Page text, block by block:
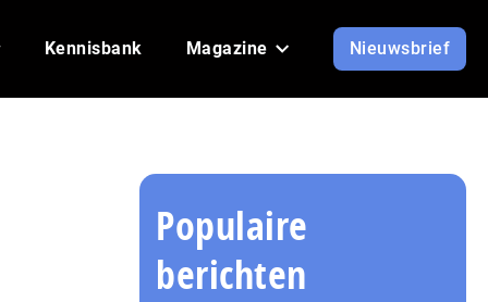
Kennisbank Magazine Nieuwsbrief
Populaire
berichten